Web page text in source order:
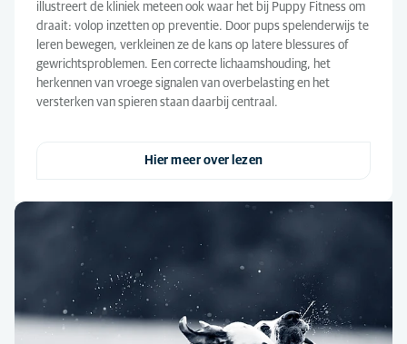
illustreert de kliniek meteen ook waar het bij Puppy Fitness om
draait: volop inzetten op preventie. Door pups spelenderwijs te
leren bewegen, verkleinen ze de kans op latere blessures of
gewrichtsproblemen. Een correcte lichaamshouding, het
herkennen van vroege signalen van overbelasting en het
versterken van spieren staan daarbij centraal.
Hier meer over lezen